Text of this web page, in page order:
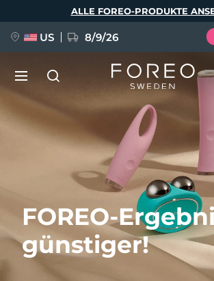
FOREO-
günstiger!
ALLE FOREO-PRODUKTE
US 8/9/26
Meine
NEU
FAQ™ Pure Beauty-Tech Elixir
BREAKING NEWS
Sprache
Deutsch
Français
Italiano
Polski
Svenska
Türkçe
简体中文